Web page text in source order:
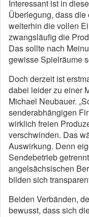
Interessant ist in
Überlegung, dass
weiterhin die vollen
zwangsläufig die
Das sollte nach
gewisse Spielräume
Doch derzeit ist
dabei leider zu einer
Michael Neubauer.
senderabhängigen
wirklich freien
verschwinden. Das
Auswirkung. Denn
Sendebetrieb
angelsächsischen
bilden sich
Beiden Verbänden,
bewusst, dass sich